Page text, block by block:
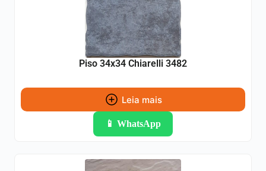
Piso 34x34 Chiarelli 3482
Leia mais
📱 WhatsApp